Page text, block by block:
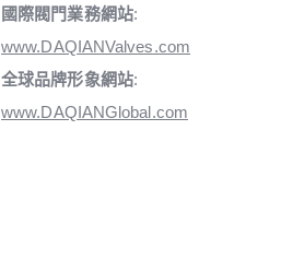
國際閥門業務網站:
www.DAQIANValves.com
全球品牌形象網站:
www.DAQIANGlobal.com